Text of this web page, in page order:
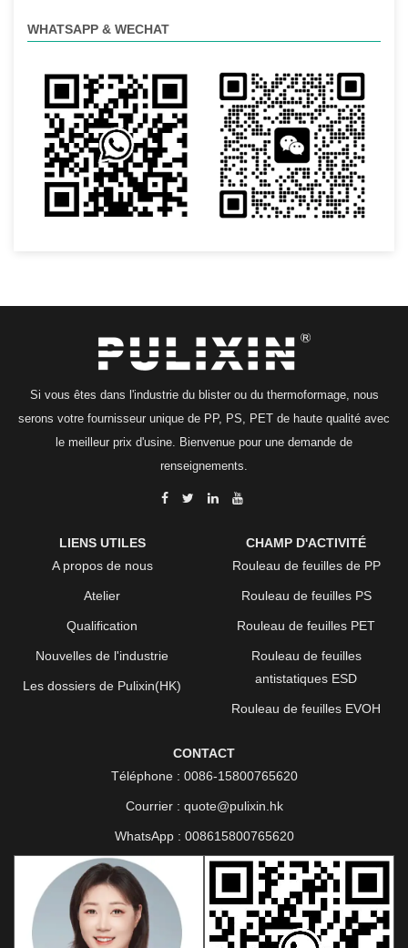
WHATSAPP & WECHAT
Si vous êtes dans l'industrie du blister ou du thermoformage, nous
serons votre fournisseur unique de PP, PS, PET de haute qualité avec
le meilleur prix d'usine. Bienvenue pour une demande de
renseignements.
LIENS UTILES
A propos de nous
Atelier
Qualification
Nouvelles de l'industrie
Les dossiers de Pulixin(HK)
CHAMP D'ACTIVITÉ
Rouleau de feuilles de PP
Rouleau de feuilles PS
Rouleau de feuilles PET
Rouleau de feuilles
antistatiques ESD
Rouleau de feuilles EVOH
CONTACT
Téléphone : 0086-15800765620
Courrier : quote@pulixin.hk
WhatsApp : 008615800765620